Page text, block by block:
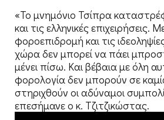
«Το μνημόνιο Τσίπρα
και τις ελληνικές επιχειρήσεις.
φοροεπιδρομή και τις
χώρα δεν μπορεί να πάει
μένει πίσω. Και βέβαια με όλη
φορολογία δεν μπορούν σε
στηριχθούν οι αδύναμοι
επεσήμανε ο κ. Τζιτζικώστας.